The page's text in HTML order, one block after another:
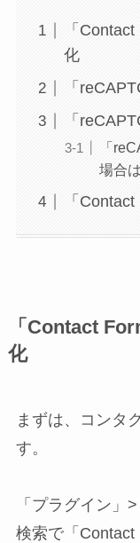
「
化
「
「
「
場合は
「
「Contact
化
まずは、コンタ
す。
「プラグイン」
検索で「Contact